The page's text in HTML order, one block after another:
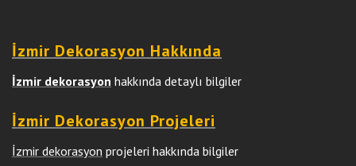
İzmir Dekorasyon Hakkında
İzmir dekorasyon hakkında detaylı bilgiler
İzmir Dekorasyon Projeleri
İzmir dekorasyon projeleri hakkında bilgiler